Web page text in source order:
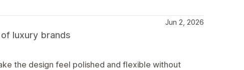
Jun 2, 2026
luxury brands
the design feel polished and flexible without